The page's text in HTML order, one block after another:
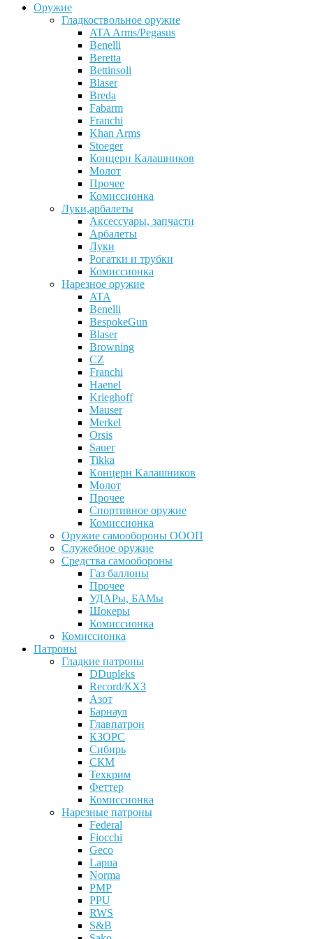
Оружие
Гладкоствольное оружие
ATA Arms/Pegasus
Benelli
Beretta
Bettinsoli
Blaser
Breda
Fabarm
Franchi
Khan Arms
Stoeger
Концерн Калашников
Молот
Прочее
Комиссионка
Луки,арбалеты
Аксессуары, запчасти
Арбалеты
Луки
Рогатки и трубки
Комиссионка
Нарезное оружие
ATA
Benelli
BespokeGun
Blaser
Browning
CZ
Franchi
Haenel
Krieghoff
Mauser
Merkel
Orsis
Sauer
Tikka
Кoнцеpн Kалашников
Молот
Прочее
Спортивное оружие
Комиссионка
Оружие самообороны ОООП
Служебное оружие
Средства самообороны
Газ баллоны
Прочее
УДАРы, БАМы
Шокеры
Комиссионка
Комиссионка
Патроны
Гладкие патроны
DDupleks
Record/КХЗ
Азот
Барнаул
Главпатрон
КЗОРС
Сибирь
СКМ
Техкрим
Феттер
Комиссионка
Нарезные патроны
Federal
Fiocchi
Geco
Lapua
Norma
PMP
PPU
RWS
S&B